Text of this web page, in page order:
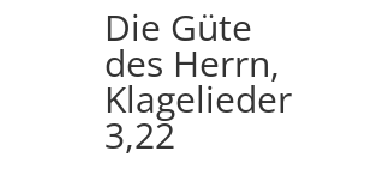
Die Güte
des Herrn,
Klagelieder
3,22